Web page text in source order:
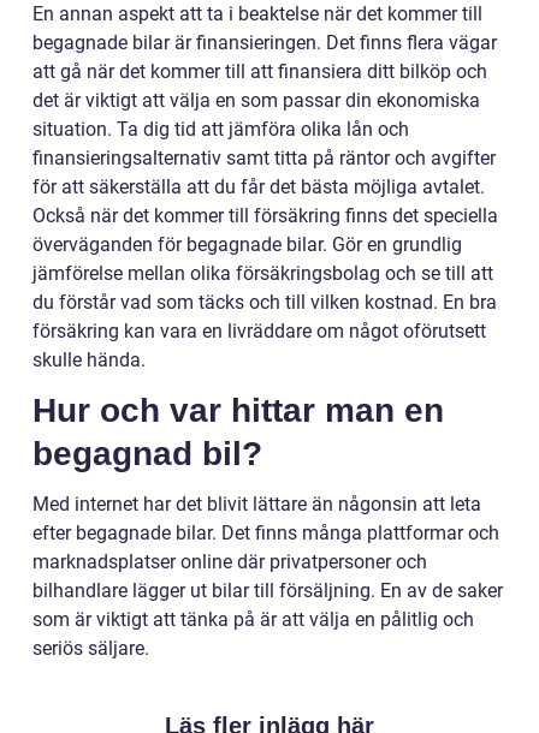
En annan aspekt att ta i beaktelse när det kommer till
begagnade bilar är finansieringen. Det finns flera vägar
att gå när det kommer till att finansiera ditt bilköp och
det är viktigt att välja en som passar din ekonomiska
situation. Ta dig tid att jämföra olika lån och
finansieringsalternativ samt titta på räntor och avgifter
för att säkerställa att du får det bästa möjliga avtalet.
Också när det kommer till försäkring finns det speciella
överväganden för begagnade bilar. Gör en grundlig
jämförelse mellan olika försäkringsbolag och se till att
du förstår vad som täcks och till vilken kostnad. En bra
försäkring kan vara en livräddare om något oförutsett
skulle hända.
Hur och var hittar man en
begagnad bil?
Med internet har det blivit lättare än någonsin att leta
efter begagnade bilar. Det finns många plattformar och
marknadsplatser online där privatpersoner och
bilhandlare lägger ut bilar till försäljning. En av de saker
som är viktigt att tänka på är att välja en pålitlig och
seriös säljare.
Läs fler inlägg här